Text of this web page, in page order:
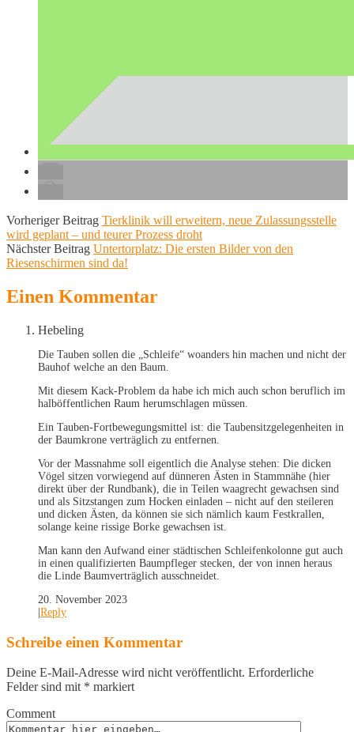
Vorheriger Beitrag Tierklinik will erweitern, neue Zulassungsstelle
wird geplant – und teurer Prozess droht
Nächster Beitrag Untertorplatz: Die ersten Bilder von den
Riesenschirmen sind da!
Einen Kommentar
Hebeling
Die Tauben sollen die „Schleife“ woanders hin machen und nicht der
Bauhof welche an den Baum.
Mit diesem Kack-Problem da habe ich mich auch schon beruflich im
halböffentlichen Raum herumschlagen müssen.
Ein Tauben-Fortbewegungsmittel ist: die Taubensitzgelegenheiten in
der Baumkrone verträglich zu entfernen.
Vor der Massnahme soll eigentlich die Analyse stehen: Die dicken
Vögel sitzen vorwiegend auf dünneren Ästen in Stammnähe (hier
direkt über der Rundbank), die in Teilen waagrecht gewachsen sind
und als Sitzstangen zum Hocken einladen – nicht auf den steileren
und dicken Ästen, da können sie sich nämlich kaum Festkrallen,
solange keine rissige Borke gewachsen ist.
Man kann den Aufwand einer städtischen Schleifenkolonne gut auch
in einen qualifizierten Baumpfleger stecken, der von innen heraus
die Linde Baumverträglich ausschneidet.
20. November 2023
Reply
Schreibe einen Kommentar
Deine E-Mail-Adresse wird nicht veröffentlicht. Erforderliche
Felder sind mit * markiert
Comment